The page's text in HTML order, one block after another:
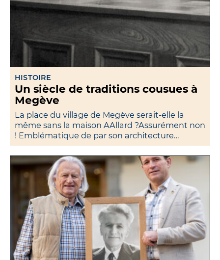
HISTOIRE
Un siècle de traditions cousues à
Megève
La place du village de Megève serait-elle la
même sans la maison AAllard ?Assurément non
! Emblématique de par son architecture…